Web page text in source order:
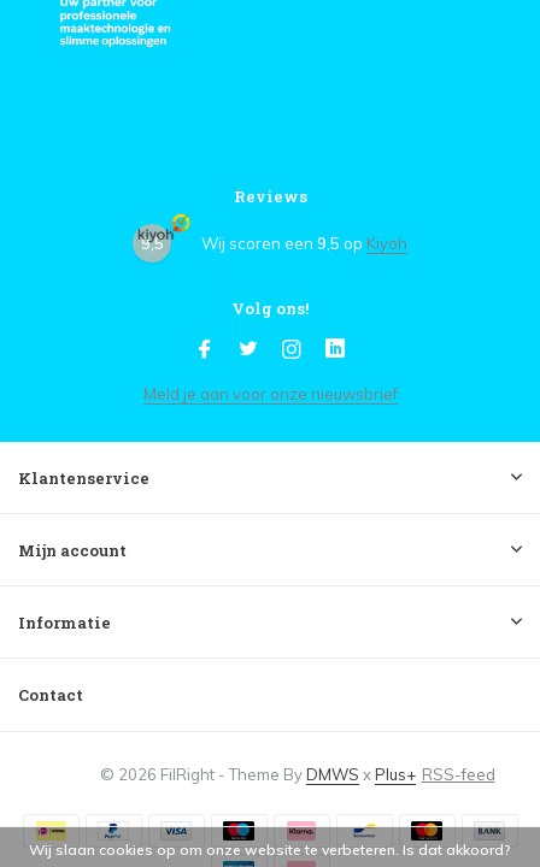
Reviews
9,5 Wij scoren een 9,5 op Kiyoh
Volg ons!
Meld je aan voor onze nieuwsbrief
Klantenservice
Mijn account
Informatie
Contact
© 2026 FilRight - Theme ByDMWS xPlus+ RSS-feed
Wij slaan cookies op om onze website te verbeteren. Is dat akkoord?